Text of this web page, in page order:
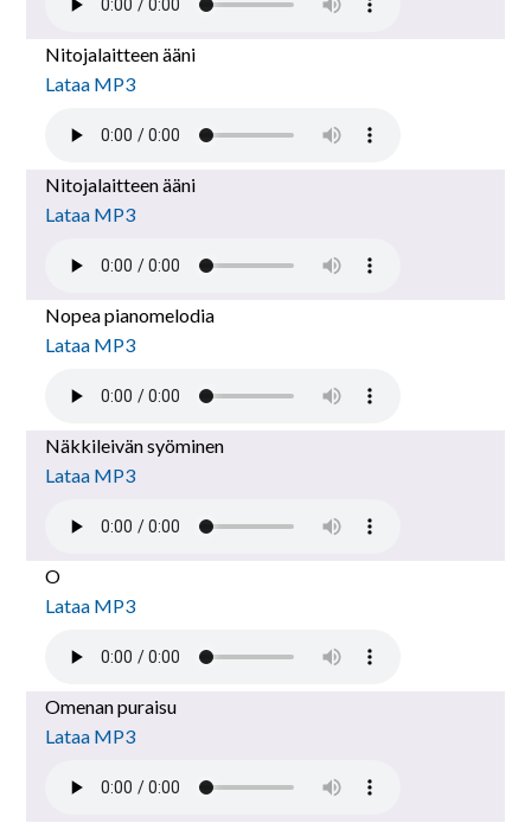
Nitojalaitteen ääni
Lataa MP3
Nitojalaitteen ääni
Lataa MP3
Nopea pianomelodia
Lataa MP3
Näkkileivän syöminen
Lataa MP3
O
Lataa MP3
Omenan puraisu
Lataa MP3